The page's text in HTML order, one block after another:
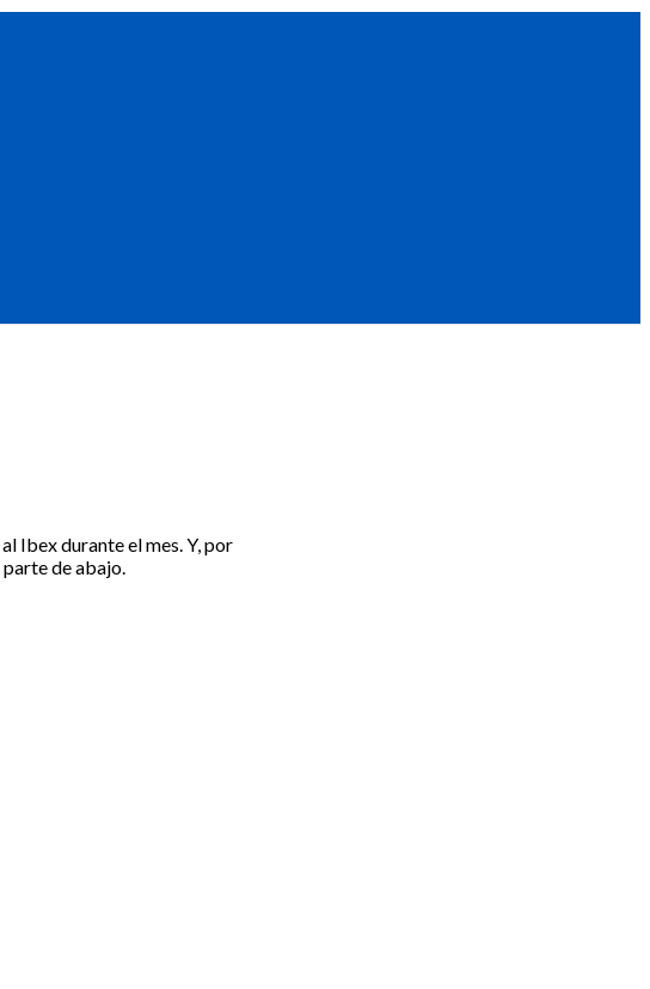
Ibex durante el mes. Y, por
de abajo.